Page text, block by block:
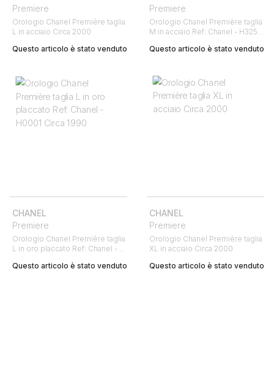
Premiere
Orologio Chanel Première taglia
L in acciaio Circa 2000
Questo articolo è stato venduto
Premiere
Orologio Chanel Première taglia
M in acciaio Ref: Chanel - H3250
Questo articolo è stato venduto
CHANEL
Premiere
Orologio Chanel Première taglia
L in oro placcato Ref: Chanel -
Questo articolo è stato venduto
CHANEL
Premiere
Orologio Chanel Première taglia
XL in acciaio Circa 2000
Questo articolo è stato venduto